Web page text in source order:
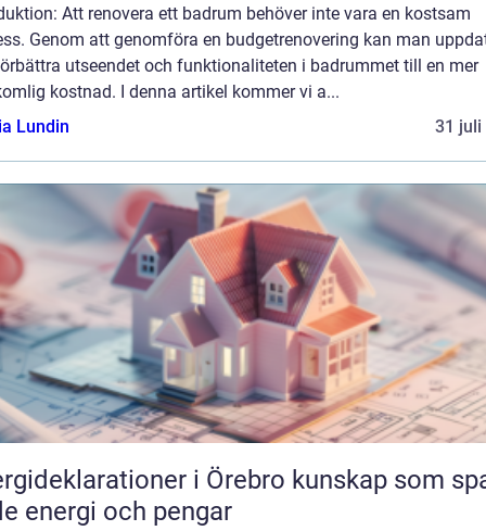
Att renovera ett badrum behöver inte vara en kostsam
Genom att genomföra en budgetrenovering kan man
utseendet och funktionaliteten i badrummet till en mer
kostnad. I denna artikel kommer vi a...
Lundin
31 juli
i Örebro kunskap som sparar
energi och pengar